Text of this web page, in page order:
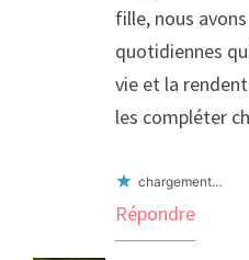
fille, nous
quotidiennes
vie et la
les compléter
chargement…
Répondre